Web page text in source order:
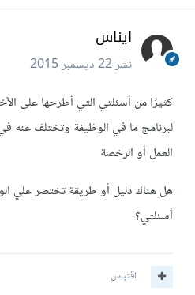
ايناس
نشر22 ديسمبر 2015
كثيرًا من أسئلتي التي أطرحها على
لبرنامج ما في الوظيفة وتختلف عنه
العمل أو الرخصة
هل هناك دليل أو طريقة تختصر علي
أسئلتي؟
اقتباس